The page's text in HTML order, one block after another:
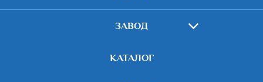
ЗАВОД
КАТАЛОГ